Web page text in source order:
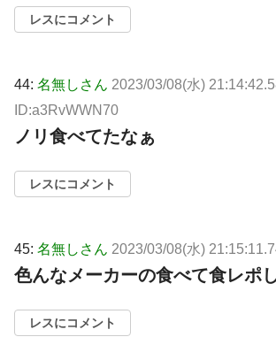
レスにコメント
44: 名無しさん 2023/03/08(水)
ID:a3RvWWN70
ノリ食べてたなぁ
レスにコメント
45: 名無しさん 2023/03/08(水)
色んなメーカーの食べて食レポ
レスにコメント